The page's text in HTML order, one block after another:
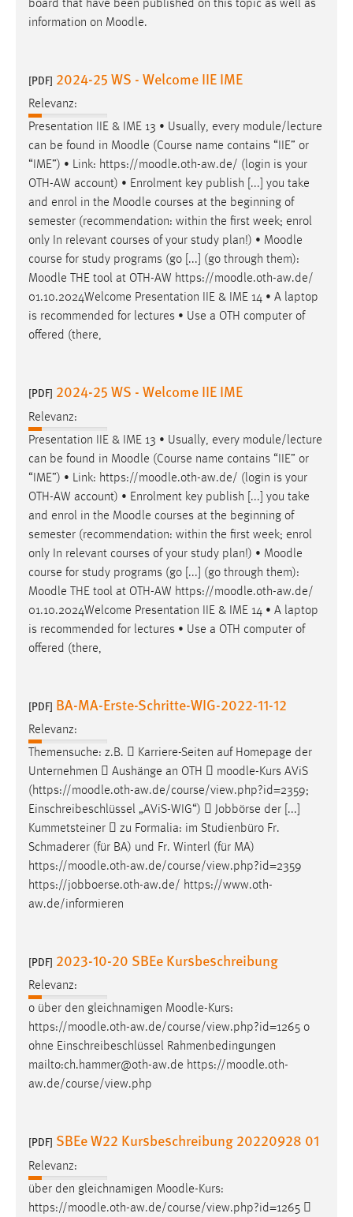
board that have been published on this topic as well as
information on Moodle.
[PDF] 2024-25 WS - Welcome IIE IME
Relevanz:
Presentation IIE & IME 13 • Usually, every module/lecture
can be found in Moodle (Course name contains “IIE” or
“IME”) • Link: https://moodle.oth-aw.de/ (login is your
OTH-AW account) • Enrolment key publish [...] you take
and enrol in the Moodle courses at the beginning of
semester (recommendation: within the first week; enrol
only In relevant courses of your study plan!) • Moodle
course for study programs (go [...] (go through them):
Moodle THE tool at OTH-AW https://moodle.oth-aw.de/
01.10.2024Welcome Presentation IIE & IME 14 • A laptop
is recommended for lectures • Use a OTH computer of
offered (there,
[PDF] 2024-25 WS - Welcome IIE IME
Relevanz:
Presentation IIE & IME 13 • Usually, every module/lecture
can be found in Moodle (Course name contains “IIE” or
“IME”) • Link: https://moodle.oth-aw.de/ (login is your
OTH-AW account) • Enrolment key publish [...] you take
and enrol in the Moodle courses at the beginning of
semester (recommendation: within the first week; enrol
only In relevant courses of your study plan!) • Moodle
course for study programs (go [...] (go through them):
Moodle THE tool at OTH-AW https://moodle.oth-aw.de/
01.10.2024Welcome Presentation IIE & IME 14 • A laptop
is recommended for lectures • Use a OTH computer of
offered (there,
[PDF] BA-MA-Erste-Schritte-WIG-2022-11-12
Relevanz:
Themensuche: z.B.  Karriere-Seiten auf Homepage der
Unternehmen  Aushänge an OTH  moodle-Kurs AViS
(https://moodle.oth-aw.de/course/view.php?id=2359;
Einschreibeschlüssel „AViS-WIG“)  Jobbörse der [...]
Kummetsteiner  zu Formalia: im Studienbüro Fr.
Schmaderer (für BA) und Fr. Winterl (für MA)
https://moodle.oth-aw.de/course/view.php?id=2359
https://jobboerse.oth-aw.de/ https://www.oth-
aw.de/informieren
[PDF] 2023-10-20 SBEe Kursbeschreibung
Relevanz:
o über den gleichnamigen Moodle-Kurs:
https://moodle.oth-aw.de/course/view.php?id=1265 o
ohne Einschreibeschlüssel Rahmenbedingungen
mailto:ch.hammer@oth-aw.de https://moodle.oth-
aw.de/course/view.php
[PDF] SBEe W22 Kursbeschreibung 20220928 01
Relevanz:
über den gleichnamigen Moodle-Kurs:
https://moodle.oth-aw.de/course/view.php?id=1265 